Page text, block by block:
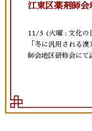
江東区薬剤師会
11/3 (火曜 : 文化の
「冬に汎用される
師会地区研修会にて